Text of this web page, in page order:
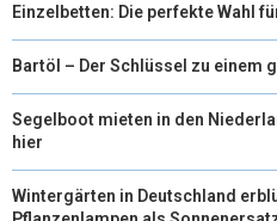
Einzelbetten: Die perfekte Wahl
Bartöl – Der Schlüssel zu einem
Segelboot mieten in den
hier
Wintergärten in Deutschland